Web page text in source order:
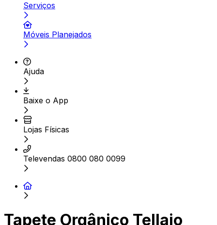
Serviços
Móveis Planejados
Ajuda
Baixe o App
Lojas Físicas
Televendas 0800 080 0099
Tapete Orgânico Tellaio